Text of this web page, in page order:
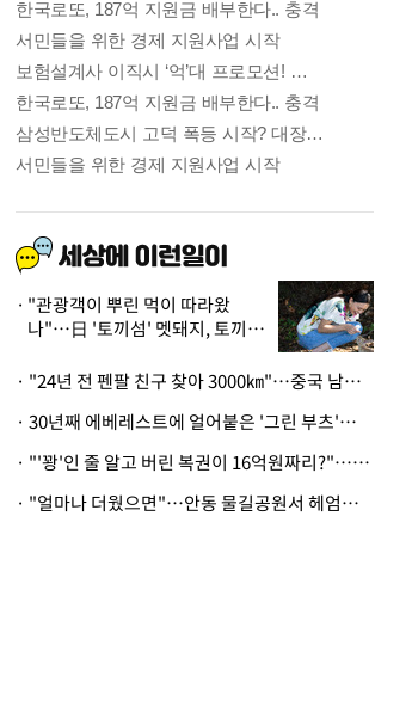
"관광객이 뿌린 먹이 따라왔
나"…日 '토끼섬' 멧돼지, 토끼까
· "24년 전 펜팔 친구 찾아 3000㎞"…중국 남성 사연에 '뭉클'
· 30년째 에베레스트에 얼어붙은 '그린 부츠'…드디어 가족 품으로
· "'꽝'인 줄 알고 버린 복권이 16억원짜리?"…극적으로 되찾은 사연
· "얼마나 더웠으면"…안동 물길공원서 헤엄친 구렁이 '소동'